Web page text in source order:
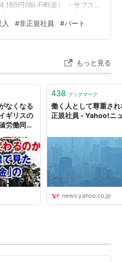
円(Wi-Fi料金） ・サブス
【内訳振り返り 変動費】
（電気料金＋ガス料金） ・食
#非正規社員 #パート
もっと見る
なくなる
ギリスの
労働同一
438 ブックマーク
働く人として尊重さ
正規社員 - Yahoo!ニ
news.yahoo.co.jp